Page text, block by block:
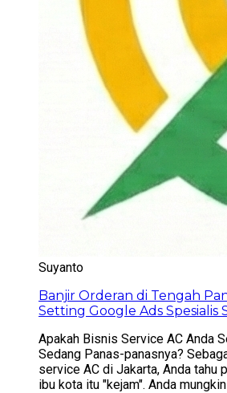
Suyanto
Banjir Orderan di Tengah
Setting Google Ads Spesialis
Apakah Bisnis Service AC Anda
Sedang Panas-panasnya?
service AC di Jakarta, Anda tahu
ibu kota itu "kejam". Anda